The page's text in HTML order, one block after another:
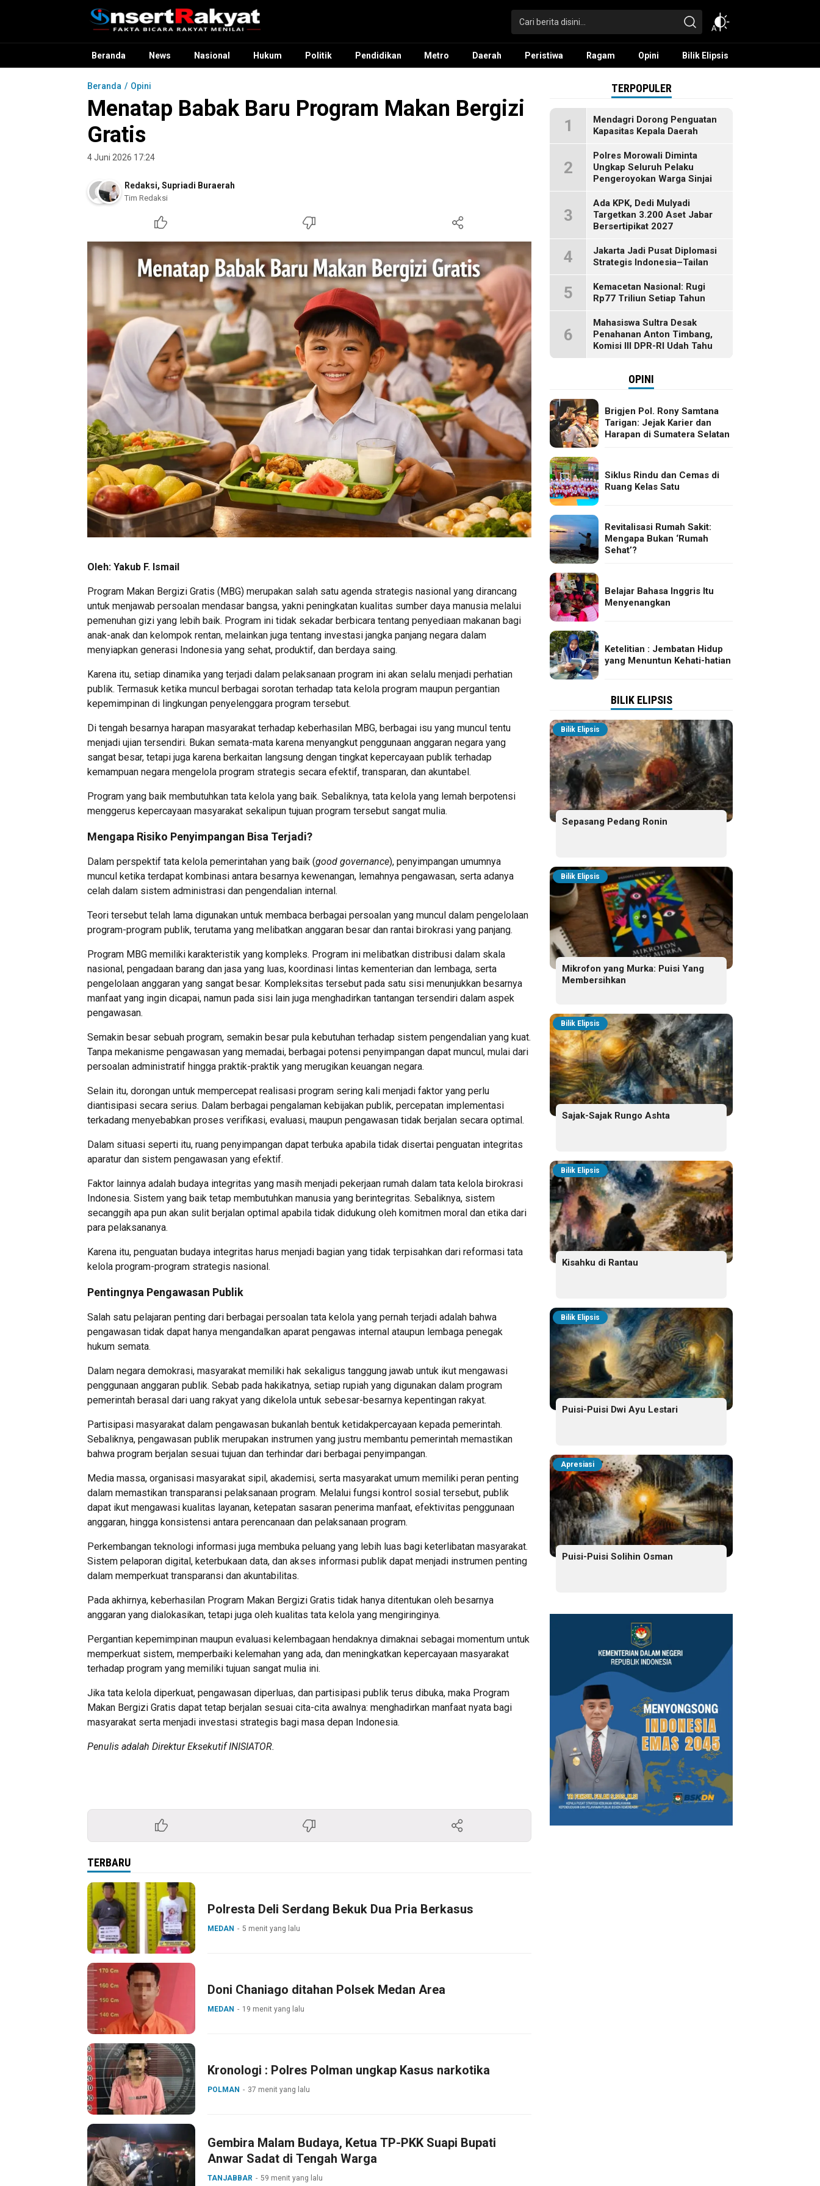
InsertRakyat.com
Fakta Bicara Rakyat Menilai
Beranda News Nasional Hukum Politik Pendidikan Metro Daerah Peristiwa Ragam Opini Bilik Elipsis
Beranda Opini
Menatap Babak Baru Program Makan Bergizi
Gratis
4 Juni 2026 17:24
Redaksi, Supriadi Buraerah
Tim Redaksi
Oleh: Yakub F. Ismail
Program Makan Bergizi Gratis (MBG) merupakan salah satu agenda strategis nasional yang dirancang
untuk menjawab persoalan mendasar bangsa, yakni peningkatan kualitas sumber daya manusia melalui
pemenuhan gizi yang lebih baik. Program ini tidak sekadar berbicara tentang penyediaan makanan bagi
anak-anak dan kelompok rentan, melainkan juga tentang investasi jangka panjang negara dalam
menyiapkan generasi Indonesia yang sehat, produktif, dan berdaya saing.
Karena itu, setiap dinamika yang terjadi dalam pelaksanaan program ini akan selalu menjadi perhatian
publik. Termasuk ketika muncul berbagai sorotan terhadap tata kelola program maupun pergantian
kepemimpinan di lingkungan penyelenggara program tersebut.
Di tengah besarnya harapan masyarakat terhadap keberhasilan MBG, berbagai isu yang muncul tentu
menjadi ujian tersendiri. Bukan semata-mata karena menyangkut penggunaan anggaran negara yang
sangat besar, tetapi juga karena berkaitan langsung dengan tingkat kepercayaan publik terhadap
kemampuan negara mengelola program strategis secara efektif, transparan, dan akuntabel.
Program yang baik membutuhkan tata kelola yang baik. Sebaliknya, tata kelola yang lemah berpotensi
menggerus kepercayaan masyarakat sekalipun tujuan program tersebut sangat mulia.
Mengapa Risiko Penyimpangan Bisa Terjadi?
Dalam perspektif tata kelola pemerintahan yang baik (good governance), penyimpangan umumnya
muncul ketika terdapat kombinasi antara besarnya kewenangan, lemahnya pengawasan, serta adanya
celah dalam sistem administrasi dan pengendalian internal.
Teori tersebut telah lama digunakan untuk membaca berbagai persoalan yang muncul dalam pengelolaan
program-program publik, terutama yang melibatkan anggaran besar dan rantai birokrasi yang panjang.
Program MBG memiliki karakteristik yang kompleks. Program ini melibatkan distribusi dalam skala
nasional, pengadaan barang dan jasa yang luas, koordinasi lintas kementerian dan lembaga, serta
pengelolaan anggaran yang sangat besar. Kompleksitas tersebut pada satu sisi menunjukkan besarnya
manfaat yang ingin dicapai, namun pada sisi lain juga menghadirkan tantangan tersendiri dalam aspek
pengawasan.
Semakin besar sebuah program, semakin besar pula kebutuhan terhadap sistem pengendalian yang kuat.
Tanpa mekanisme pengawasan yang memadai, berbagai potensi penyimpangan dapat muncul, mulai dari
persoalan administratif hingga praktik-praktik yang merugikan keuangan negara.
Selain itu, dorongan untuk mempercepat realisasi program sering kali menjadi faktor yang perlu
diantisipasi secara serius. Dalam berbagai pengalaman kebijakan publik, percepatan implementasi
terkadang menyebabkan proses verifikasi, evaluasi, maupun pengawasan tidak berjalan secara optimal.
Dalam situasi seperti itu, ruang penyimpangan dapat terbuka apabila tidak disertai penguatan integritas
aparatur dan sistem pengawasan yang efektif.
Faktor lainnya adalah budaya integritas yang masih menjadi pekerjaan rumah dalam tata kelola birokrasi
Indonesia. Sistem yang baik tetap membutuhkan manusia yang berintegritas. Sebaliknya, sistem
secanggih apa pun akan sulit berjalan optimal apabila tidak didukung oleh komitmen moral dan etika dari
para pelaksananya.
Karena itu, penguatan budaya integritas harus menjadi bagian yang tidak terpisahkan dari reformasi tata
kelola program-program strategis nasional.
Pentingnya Pengawasan Publik
Salah satu pelajaran penting dari berbagai persoalan tata kelola yang pernah terjadi adalah bahwa
pengawasan tidak dapat hanya mengandalkan aparat pengawas internal ataupun lembaga penegak
hukum semata.
Dalam negara demokrasi, masyarakat memiliki hak sekaligus tanggung jawab untuk ikut mengawasi
penggunaan anggaran publik. Sebab pada hakikatnya, setiap rupiah yang digunakan dalam program
pemerintah berasal dari uang rakyat yang dikelola untuk sebesar-besarnya kepentingan rakyat.
Partisipasi masyarakat dalam pengawasan bukanlah bentuk ketidakpercayaan kepada pemerintah.
Sebaliknya, pengawasan publik merupakan instrumen yang justru membantu pemerintah memastikan
bahwa program berjalan sesuai tujuan dan terhindar dari berbagai penyimpangan.
Media massa, organisasi masyarakat sipil, akademisi, serta masyarakat umum memiliki peran penting
dalam memastikan transparansi pelaksanaan program. Melalui fungsi kontrol sosial tersebut, publik
dapat ikut mengawasi kualitas layanan, ketepatan sasaran penerima manfaat, efektivitas penggunaan
anggaran, hingga konsistensi antara perencanaan dan pelaksanaan program.
Perkembangan teknologi informasi juga membuka peluang yang lebih luas bagi keterlibatan masyarakat.
Sistem pelaporan digital, keterbukaan data, dan akses informasi publik dapat menjadi instrumen penting
dalam memperkuat transparansi dan akuntabilitas.
Pada akhirnya, keberhasilan Program Makan Bergizi Gratis tidak hanya ditentukan oleh besarnya
anggaran yang dialokasikan, tetapi juga oleh kualitas tata kelola yang mengiringinya.
Pergantian kepemimpinan maupun evaluasi kelembagaan hendaknya dimaknai sebagai momentum untuk
memperkuat sistem, memperbaiki kelemahan yang ada, dan meningkatkan kepercayaan masyarakat
terhadap program yang memiliki tujuan sangat mulia ini.
Jika tata kelola diperkuat, pengawasan diperluas, dan partisipasi publik terus dibuka, maka Program
Makan Bergizi Gratis dapat tetap berjalan sesuai cita-cita awalnya: menghadirkan manfaat nyata bagi
masyarakat serta menjadi investasi strategis bagi masa depan Indonesia.
Penulis adalah Direktur Eksekutif INISIATOR.
TERBARU
Polresta Deli Serdang Bekuk Dua Pria Berkasus
MEDAN 5 menit yang lalu
Doni Chaniago ditahan Polsek Medan Area
MEDAN 19 menit yang lalu
Kronologi : Polres Polman ungkap Kasus narkotika
POLMAN 37 menit yang lalu
Gembira Malam Budaya, Ketua TP-PKK Suapi Bupati
Anwar Sadat di Tengah Warga
TANJABBAR 59 menit yang lalu
TERPOPULER
1
Mendagri Dorong Penguatan
Kapasitas Kepala Daerah
2
Polres Morowali Diminta
Ungkap Seluruh Pelaku
Pengeroyokan Warga Sinjai
3
Ada KPK, Dedi Mulyadi
Targetkan 3.200 Aset Jabar
Bersertipikat 2027
4
Jakarta Jadi Pusat Diplomasi
Strategis Indonesia–Tailan
5
Kemacetan Nasional: Rugi
Rp77 Triliun Setiap Tahun
6
Mahasiswa Sultra Desak
Penahanan Anton Timbang,
Komisi III DPR-RI Udah Tahu
OPINI
Brigjen Pol. Rony Samtana
Tarigan: Jejak Karier dan
Harapan di Sumatera Selatan
Siklus Rindu dan Cemas di
Ruang Kelas Satu
Revitalisasi Rumah Sakit:
Mengapa Bukan ‘Rumah
Sehat’?
Belajar Bahasa Inggris Itu
Menyenangkan
Ketelitian : Jembatan Hidup
yang Menuntun Kehati-hatian
BILIK ELIPSIS
Bilik Elipsis
Sepasang Pedang Ronin
Bilik Elipsis
Mikrofon yang Murka: Puisi Yang
Membersihkan
Bilik Elipsis
Sajak-Sajak Rungo Ashta
Bilik Elipsis
Kisahku di Rantau
Bilik Elipsis
Puisi-Puisi Dwi Ayu Lestari
Apresiasi
Puisi-Puisi Solihin Osman